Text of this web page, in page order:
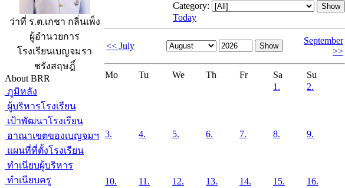
ว่าที่ ร.ต.เกชา กลิ่นเพ็ง
ผู้อำนวยการ
โรงเรียนเบญจมรา
ชรังสฤษฎิ์
About BRR
ภูมิหลัง
ผู้บริหารโรงเรียน
เป้าพัฒนาโรงเรียน
อาณาเขตของเบญจมฯ
แผนที่ที่ตั้งโรงเรียน
ทำเนียบผู้บริหาร
ทำเนียบครู
Category:
Today
<< July
September
>>
Mo Tu We Th Fr Sa
Su
1.
2.
3. 4. 5. 6. 7. 8. 9.
10. 11. 12. 13. 14. 15. 16.